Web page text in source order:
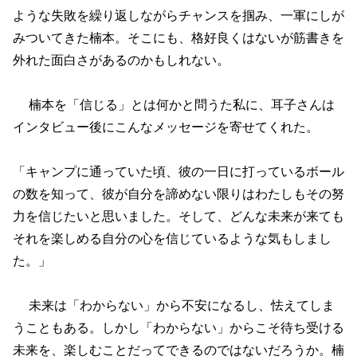
ような失敗を繰り返しながらチャンスを掴み、一軍にしが
みついてきた楠本。そこにも、格好良くはないが筋書きを
外れた面白さがあるのかもしれない。
楠本を「信じる」とは何かと問うた私に、耳子さんは
インタビュー後にこんなメッセージを寄せてくれた。
「キャンプに通っていた頃、彼の一日に打っているボール
の数を知って、彼が自分を諦めない限りはわたしもその努
力を信じたいと思いました。そして、どんな未来が来ても
それを楽しめる自分の心を信じているような気もしまし
た。」
未来は「わからない」から不安になるし、怯えてしま
うこともある。しかし「わからない」からこそ待ち受ける
未来を、楽しむことだってできるのではないだろうか。楠